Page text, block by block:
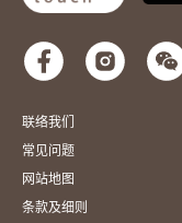
联络我们
常见问题
网站地图
条款及细则